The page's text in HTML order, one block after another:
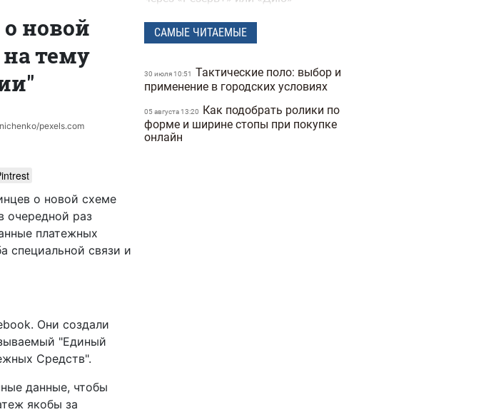
новой
тему
pexels.com
о новой схеме
очередной раз
платежных
специальной связи и
Они создали
"Единый
Средств".
данные, чтобы
якобы за
22 апреля 15:07 Полиция Мексики
несколько дней не могла найти
21 апреля 16:19 "Не спасайте меня,
показала видео с полицейских
видеорегистраторов во время
теракта в Киеве
САМЫЕ ЧИТАЕМЫЕ
30 июля 10:51
Тактические поло: выбор и
применение в городских условиях
05 августа 13:20
Как подобрать ролики по
форме и ширине стопы при покупке
онлайн